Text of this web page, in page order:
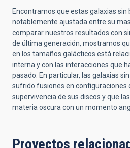
Encontramos que estas galaxias sin
notablemente ajustada entre su
comparar nuestros resultados con
de última generación, mostramos
en los tamaños galácticos está
interna y con las interacciones que
pasado. En particular, las galaxias
sufrido fusiones en configuraciones
supervivencia de sus discos y que
materia oscura con un momento
Proyectos